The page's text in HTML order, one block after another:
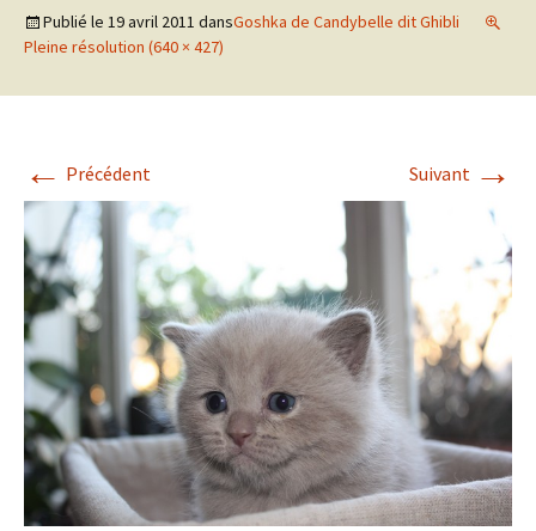
Publié le 19 avril 2011 dansGoshka de Candybelle dit Ghibli
Pleine résolution (640 × 427)
← Précédent Suivant →